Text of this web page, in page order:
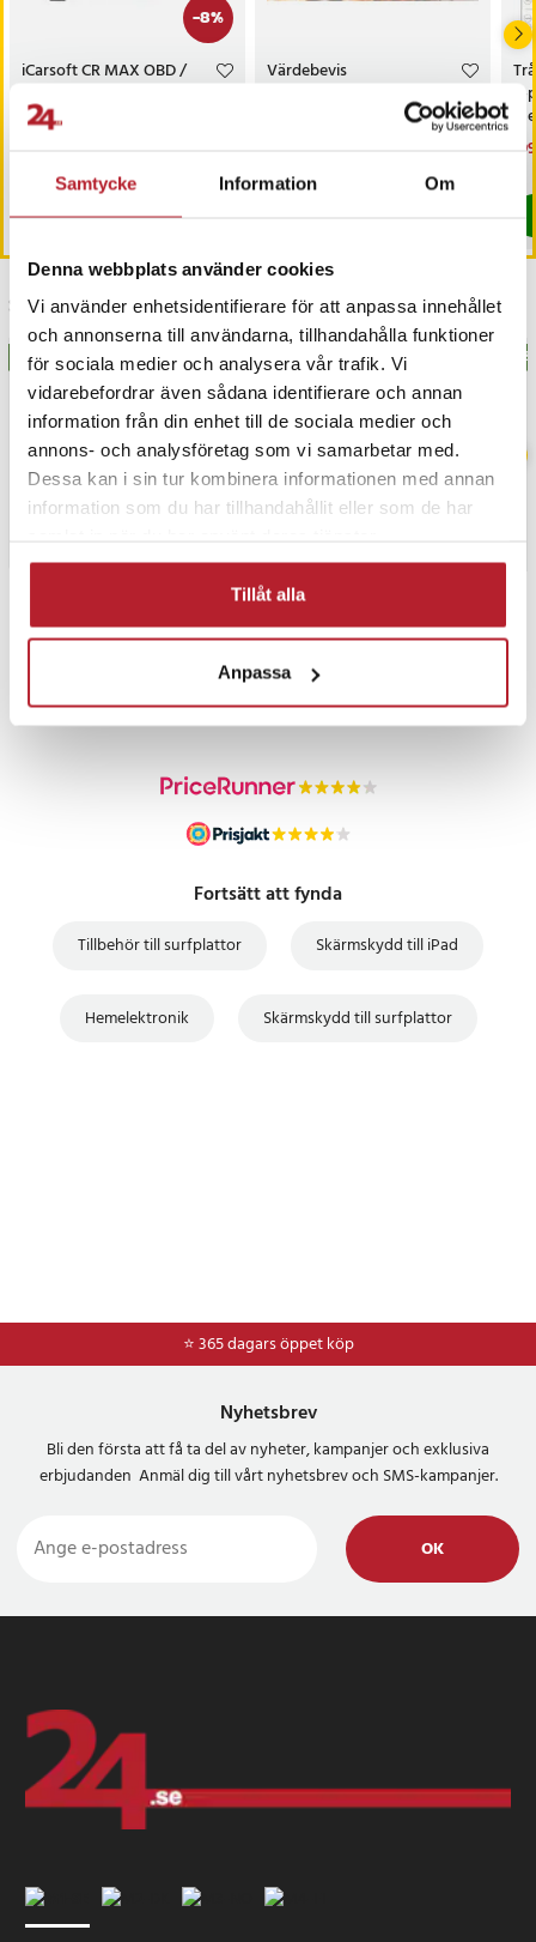
Samtycke Information Om
Denna webbplats använder cookies
Vi använder enhetsidentifierare för att anpassa innehållet
och annonserna till användarna, tillhandahålla funktioner
för sociala medier och analysera vår trafik. Vi
vidarebefordrar även sådana identifierare och annan
information från din enhet till de sociala medier och
annons- och analysföretag som vi samarbetar med.
Dessa kan i sin tur kombinera informationen med annan
information som du har tillhandahållit eller som de har
Tillåt alla
Anpassa
-8%
iCarsoft CR MAX OBD /
bildiagnosverktyg /
diagnosverktyg för bil
I lager, levereras inom 1-2 vardagar
Köp
Värdebevis
I lager, levereras inom 1-2 vardagar
Senast besökta
BÄSTSÄLJARE
Fortsätt att fynda
Tillbehör till surfplattor Skärmskydd till iPad
Hemelektronik Skärmskydd till surfplattor
⭐ 365 dagars öppet köp
⭐Frakt 49kr *
Nyhetsbrev
Bli den första att få ta del av nyheter, kampanjer och exklusiva
erbjudanden Anmäl dig till vårt nyhetsbrev och SMS-kampanjer.
OK